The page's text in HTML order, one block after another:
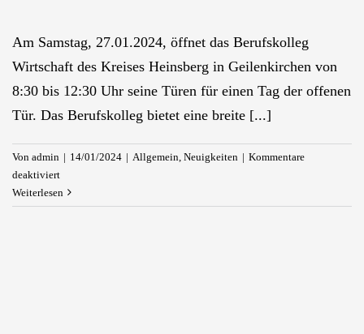
Am Samstag, 27.01.2024, öffnet das Berufskolleg
Wirtschaft des Kreises Heinsberg in Geilenkirchen von
8:30 bis 12:30 Uhr seine Türen für einen Tag der offenen
Tür. Das Berufskolleg bietet eine breite [...]
Von admin | 14/01/2024 | Allgemein Neuigkeiten | Kommentare
deaktiviertfür
Die
Schule
Weiterlesen